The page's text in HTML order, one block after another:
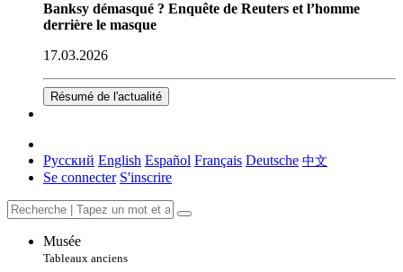
Banksy démasqué ? Enquête de Reuters et l’homme
derrière le masque
17.03.2026
Résumé de l'actualité
Русский English Español Français Deutsche 中文
Se connecter S'inscrire
Musée
Tableaux anciens